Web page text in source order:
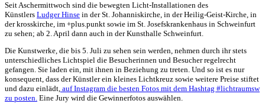
Seit Aschermittwoch sind die bewegten Licht-Installationen des
Künstlers Ludger Hinse in der St. Johanniskirche, in der Heilig-Geist-Kirche, in
der krosskirche, im +plus.punkt sowie im St. Josefskrankenhaus in Schweinfurt
zu sehen; ab 2. April dann auch in der Kunsthalle Schweinfurt.
Die Kunstwerke, die bis 5. Juli zu sehen sein werden, nehmen durch ihr stets
unterschiedliches Lichtspiel die Besucherinnen und Besucher regelrecht
gefangen. Sie laden ein, mit ihnen in Beziehung zu treten. Und so ist es nur
konsequent, dass der Künstler ein kleines Lichtkreuz sowie weitere Preise stiftet
und dazu einlädt, auf Instagram die besten Fotos mit dem Hashtag #lichtraumsw
zu posten. Eine Jury wird die Gewinnerfotos auswählen.